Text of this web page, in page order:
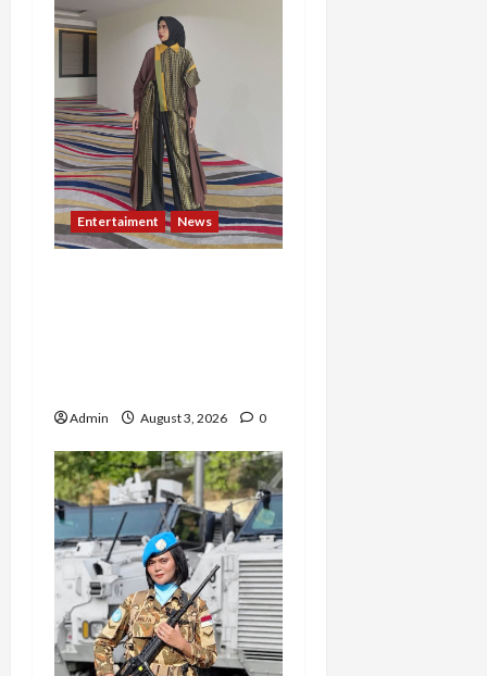
Entertaiment News
Admin August 3, 2026 0